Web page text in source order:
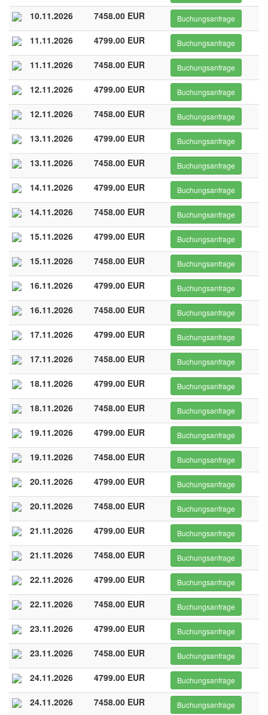
10.11.2026 7458.00 EUR Buchungsanfrage
11.11.2026 4799.00 EUR Buchungsanfrage
11.11.2026 7458.00 EUR Buchungsanfrage
12.11.2026 4799.00 EUR Buchungsanfrage
12.11.2026 7458.00 EUR Buchungsanfrage
13.11.2026 4799.00 EUR Buchungsanfrage
13.11.2026 7458.00 EUR Buchungsanfrage
14.11.2026 4799.00 EUR Buchungsanfrage
14.11.2026 7458.00 EUR Buchungsanfrage
15.11.2026 4799.00 EUR Buchungsanfrage
15.11.2026 7458.00 EUR Buchungsanfrage
16.11.2026 4799.00 EUR Buchungsanfrage
16.11.2026 7458.00 EUR Buchungsanfrage
17.11.2026 4799.00 EUR Buchungsanfrage
17.11.2026 7458.00 EUR Buchungsanfrage
18.11.2026 4799.00 EUR Buchungsanfrage
18.11.2026 7458.00 EUR Buchungsanfrage
19.11.2026 4799.00 EUR Buchungsanfrage
19.11.2026 7458.00 EUR Buchungsanfrage
20.11.2026 4799.00 EUR Buchungsanfrage
20.11.2026 7458.00 EUR Buchungsanfrage
21.11.2026 4799.00 EUR Buchungsanfrage
21.11.2026 7458.00 EUR Buchungsanfrage
22.11.2026 4799.00 EUR Buchungsanfrage
22.11.2026 7458.00 EUR Buchungsanfrage
23.11.2026 4799.00 EUR Buchungsanfrage
23.11.2026 7458.00 EUR Buchungsanfrage
24.11.2026 4799.00 EUR Buchungsanfrage
24.11.2026 7458.00 EUR Buchungsanfrage